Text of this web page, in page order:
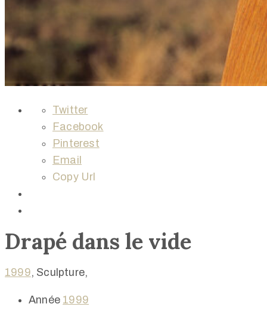
Twitter
Facebook
Pinterest
Email
Copy Url
Drapé dans le vide
1999, Sculpture,
Année 1999